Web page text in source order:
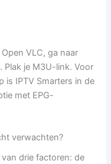
VLC, ga naar
Plak je M3U-link. Voor
is IPTV Smarters in de
met EPG-
verwachten?
drie factoren: de